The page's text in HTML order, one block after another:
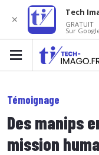
Témoignage
Des manips
mission
✕
Tech
GRATUIT
Sur